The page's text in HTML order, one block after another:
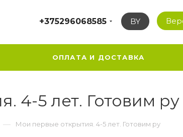
+375296068585 BY
ОПЛАТА И ДОСТАВКА
4-5 лет. Готовим ру
— Мои первые открытия. 4-5 лет. Готовим ру